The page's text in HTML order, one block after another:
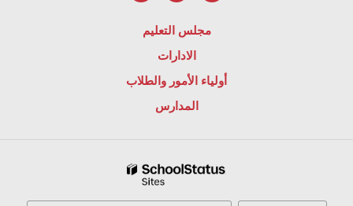
مجلس التعليم
الادارات
أولياء الأمور والطلاب
المدارس